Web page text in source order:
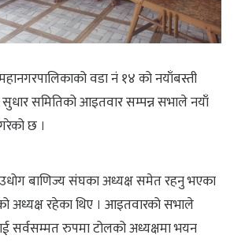
वडा नं १४ को नयाँबस्ती
सुधार समितिको आइतवार सम्पन्न सभाले नयाँ
छ ।
बाणिज्य संघका अध्यक्ष समेत रहनु भएका
अध्यक्ष रहेका थिए । आइतवारको सभाले
सर्वसम्मत रुपमा टोलको अध्यक्षमा भयन